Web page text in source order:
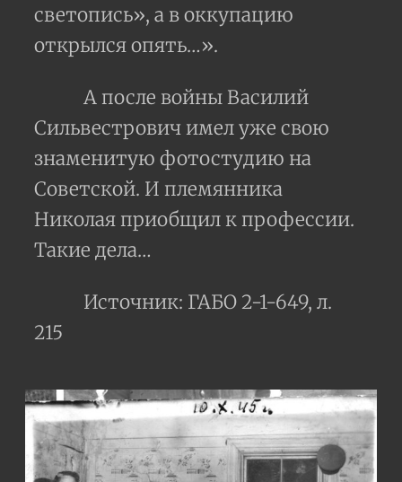
светопись», а в оккупацию
открылся опять…».
А после войны Василий
Сильвестрович имел уже свою
знаменитую фотостудию на
Советской. И племянника
Николая приобщил к профессии.
Такие дела…
Источник: ГАБО 2-1-649, л.
215